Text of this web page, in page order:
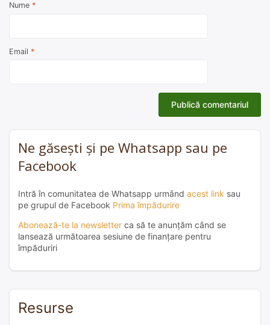
Nume *
Email *
Ne găsești și pe Whatsapp sau pe
Facebook
Intră în comunitatea de Whatsapp urmând acest link sau
pe grupul de Facebook Prima împădurire
Abonează-te la newsletter ca să te anunțăm când se
lansează următoarea sesiune de finanțare pentru
împăduriri
Resurse